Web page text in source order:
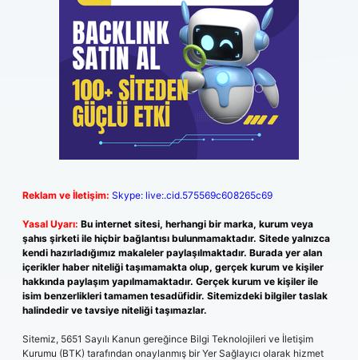
Reklam ve İletişim: Skype: live:.cid.575569c608265c69
Yasal Uyarı: Bu internet sitesi, herhangi bir marka, kurum veya
şahıs şirketi ile hiçbir bağlantısı bulunmamaktadır. Sitede yalnızca
kendi hazırladığımız makaleler paylaşılmaktadır. Burada yer alan
içerikler haber niteliği taşımamakta olup, gerçek kurum ve kişiler
hakkında paylaşım yapılmamaktadır. Gerçek kurum ve kişiler ile
isim benzerlikleri tamamen tesadüfidir. Sitemizdeki bilgiler taslak
halindedir ve tavsiye niteliği taşımazlar.
Sitemiz, 5651 Sayılı Kanun gereğince Bilgi Teknolojileri ve İletişim
Kurumu (BTK) tarafından onaylanmış bir Yer Sağlayıcı olarak hizmet